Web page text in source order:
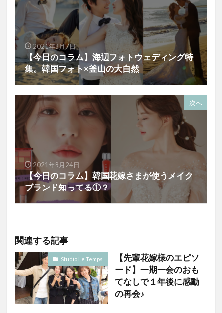
2021年8月7日
【今日のコラム】海辺フォトウェディング特
集。韓国フォト×釜山の大自然
次へ
2021年8月24日
【今日のコラム】韓国花嫁さまが使うメイク
ブランド知ってる①？
関連する記事
Studio Le Temps
【先輩花嫁様のエピソ
ード】一期一会のおも
てなしで１年後に感動
の再会♪